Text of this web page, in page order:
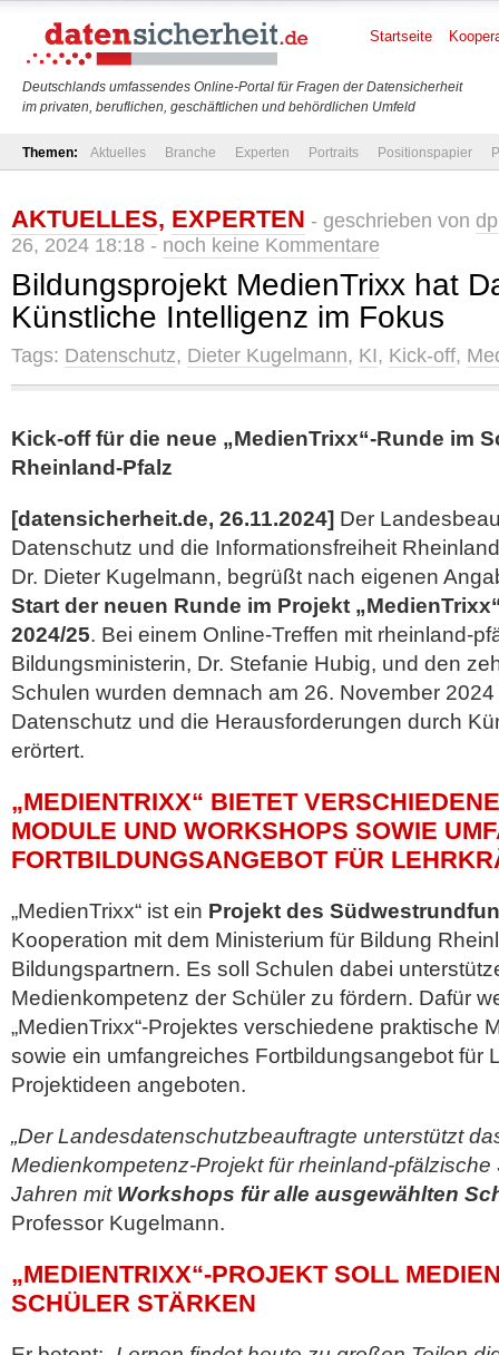
Deutschlands umfassendes Online-Portal für Fragen der Datensicherheit
im privaten, beruflichen, geschäftlichen und behördlichen Umfeld
Startseite
Themen: Aktuelles Branche Experten Portraits Positionspapier
AKTUELLES, EXPERTEN - geschrieben von dp
26, 2024 18:18 - noch keine Kommentare
Bildungsprojekt MedienTrixx hat
Künstliche Intelligenz im Fokus
Tags: Datenschutz, Dieter Kugelmann, KI, Kick-off,
Kick-off für die neue „MedienTrixx“-Runde im
Rheinland-Pfalz
[datensicherheit.de, 26.11.2024] Der
Datenschutz und die Informationsfreiheit
Dr. Dieter Kugelmann, begrüßt nach eigenen
Start der neuen Runde im Projekt
2024/25. Bei einem Online-Treffen mit rheinland-
Bildungsministerin, Dr. Stefanie Hubig, und den
Schulen wurden demnach am 26. November
Datenschutz und die Herausforderungen durch
erörtert.
„MEDIENTRIXX“ BIETET
MODULE UND WORKSHOPS SOWIE
FORTBILDUNGSANGEBOT FÜR
„MedienTrixx“ ist ein Projekt des
Kooperation mit dem Ministerium für Bildung
Bildungspartnern. Es soll Schulen dabei
Medienkompetenz der Schüler zu fördern. Dafür
„MedienTrixx“-Projektes verschiedene praktische
sowie ein umfangreiches Fortbildungsangebot für
Projektideen angeboten.
„Der Landesdatenschutzbeauftragte unterstützt
Medienkompetenz-Projekt für rheinland-
Jahren mit Workshops für alle ausgewählten
Professor Kugelmann.
„MEDIENTRIXX“-PROJEKT SOLL
SCHÜLER STÄRKEN